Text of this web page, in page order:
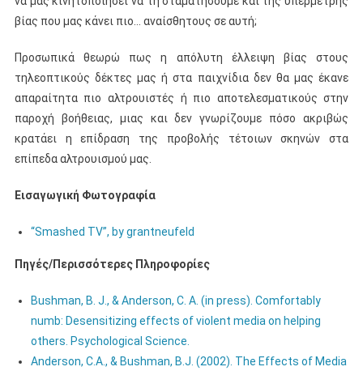
βίας που μας κάνει πιο… αναίσθητους σε αυτή;
Προσωπικά θεωρώ πως η απόλυτη έλλειψη βίας στους
τηλεοπτικούς δέκτες μας ή στα παιχνίδια δεν θα μας έκανε
απαραίτητα πιο αλτρουιστές ή πιο αποτελεσματικούς στην
παροχή βοήθειας, μιας και δεν γνωρίζουμε πόσο ακριβώς
κρατάει η επίδραση της προβολής τέτοιων σκηνών στα
επίπεδα αλτρουισμού μας.
Εισαγωγική Φωτογραφία
“Smashed TV”, by grantneufeld
Πηγές/Περισσότερες Πληροφορίες
Bushman, B. J., & Anderson, C. A. (in press). Comfortably
numb: Desensitizing effects of violent media on helping
others. Psychological Science.
Anderson, C.A., & Bushman, B.J. (2002). The Effects of Media